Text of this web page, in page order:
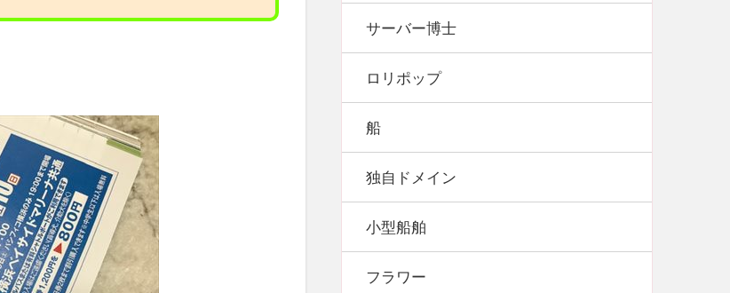
サーバー博士
ロリポップ
船
独自ドメイン
小型船舶
フラワー